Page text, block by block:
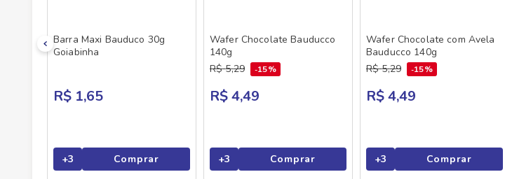
Barra Maxi Bauduco 30g
Goiabinha
R$ 1,65
+3 Comprar
Wafer Chocolate Bauducco
140g
R$ 5,29 15%
R$ 4,49
+3 Comprar
Wafer Chocolate com Avela
Bauducco 140g
R$ 5,29 15%
R$ 4,49
+3 Comprar